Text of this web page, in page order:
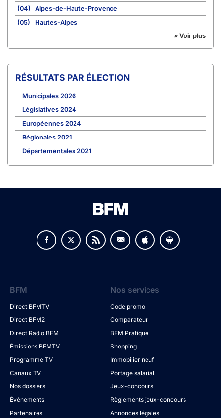
(04)
Alpes-de-Haute-Provence
(05)
Hautes-Alpes
» Voir plus
RÉSULTATS PAR ÉLECTION
Municipales 2026
Législatives 2024
Européennes 2024
Régionales 2021
Départementales 2021
BFM
Direct BFMTV
Direct BFM2
Direct Radio BFM
Émissions BFMTV
Programme TV
Canaux TV
Nos dossiers
Évènements
Partenaires
Nos services
Code promo
Comparateur
BFM Pratique
Shopping
Immobilier neuf
Portage salarial
Jeux-concours
Règlements jeux-concours
Annonces légales